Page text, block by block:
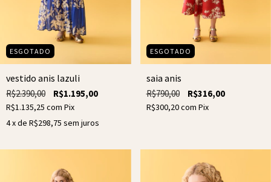
ESGOTADO
vestido anis lazuli
R$2.390,00 R$1.195,00
R$1.135,25 com Pix
4x de R$298,75 sem juros
ESGOTADO
saia anis
R$790,00 R$316,00
R$300,20com Pix